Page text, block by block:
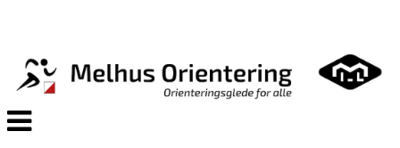
Veksle
navigasjon